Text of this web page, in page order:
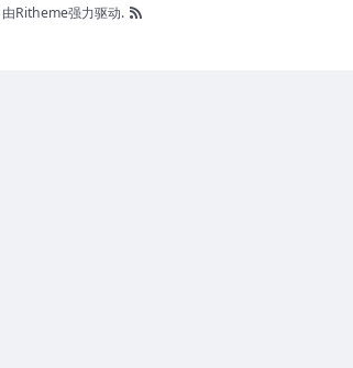
由Ritheme强力驱动.